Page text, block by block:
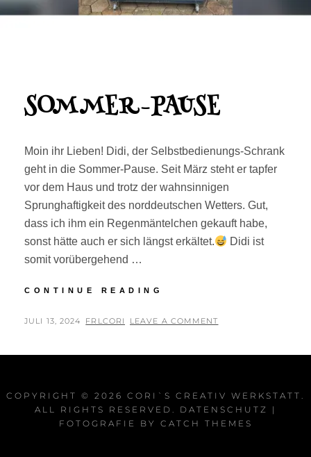
SOMMER-PAUSE
Moin ihr Lieben! Didi, der Selbstbedienungs-Schrank
geht in die Sommer-Pause. Seit März steht er tapfer
vor dem Haus und trotz der wahnsinnigen
Sprunghaftigkeit des norddeutschen Wetters. Gut,
dass ich ihm ein Regenmäntelchen gekauft habe,
sonst hätte auch er sich längst erkältet.
Didi ist
somit vorübergehend …
CONTINUE READING
POSTED
JULI 13, 2024 BY
FRLCORI LEAVE A COMMENT
COPYRIGHT © 2026 CORI`S CREATIV WERKSTATT .
ALL RIGHTS RESERVED. DATENSCHUTZ
|
FOTOGRAFIE BY CATCH THEMES